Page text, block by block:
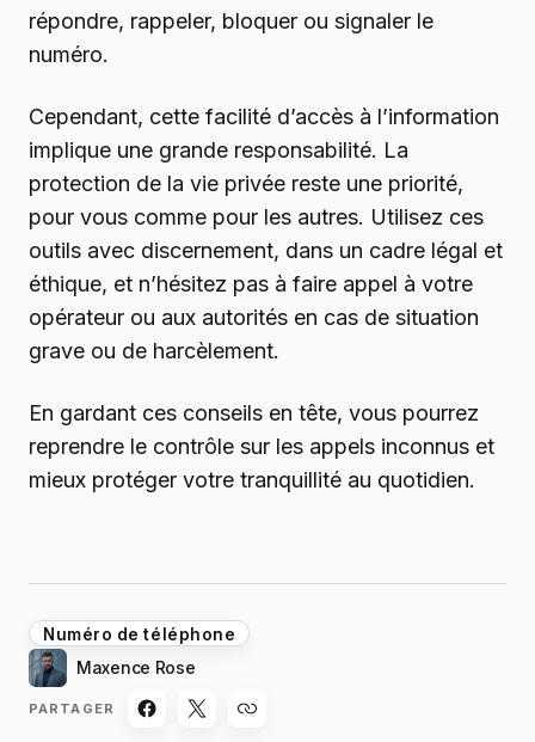
répondre, rappeler, bloquer ou signaler le
numéro.
Cependant, cette facilité d’accès à l’information
implique une grande responsabilité. La
protection de la vie privée reste une priorité,
pour vous comme pour les autres. Utilisez ces
outils avec discernement, dans un cadre légal et
éthique, et n’hésitez pas à faire appel à votre
opérateur ou aux autorités en cas de situation
grave ou de harcèlement.
En gardant ces conseils en tête, vous pourrez
reprendre le contrôle sur les appels inconnus et
mieux protéger votre tranquillité au quotidien.
Numéro de téléphone
Maxence Rose
PARTAGER